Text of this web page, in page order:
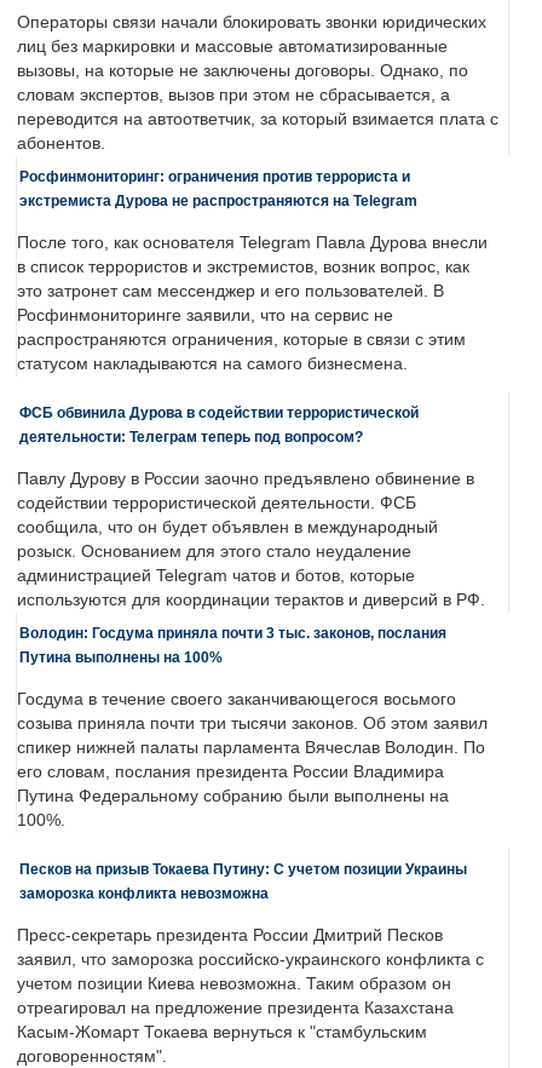
Операторы связи начали блокировать звонки юридических
лиц без маркировки и массовые автоматизированные
вызовы, на которые не заключены договоры. Однако, по
словам экспертов, вызов при этом не сбрасывается, а
переводится на автоответчик, за который взимается плата с
абонентов.
Росфинмониторинг: ограничения против террориста и
экстремиста Дурова не распространяются на Telegram
После того, как основателя Telegram Павла Дурова внесли
в список террористов и экстремистов, возник вопрос, как
это затронет сам мессенджер и его пользователей. В
Росфинмониторинге заявили, что на сервис не
распространяются ограничения, которые в связи с этим
статусом накладываются на самого бизнесмена.
ФСБ обвинила Дурова в содействии террористической
деятельности: Телеграм теперь под вопросом?
Павлу Дурову в России заочно предъявлено обвинение в
содействии террористической деятельности. ФСБ
сообщила, что он будет объявлен в международный
розыск. Основанием для этого стало неудаление
администрацией Telegram чатов и ботов, которые
используются для координации терактов и диверсий в РФ.
Володин: Госдума приняла почти 3 тыс. законов, послания
Путина выполнены на 100%
Госдума в течение своего заканчивающегося восьмого
созыва приняла почти три тысячи законов. Об этом заявил
спикер нижней палаты парламента Вячеслав Володин. По
его словам, послания президента России Владимира
Путина Федеральному собранию были выполнены на
100%.
Песков на призыв Токаева Путину: С учетом позиции Украины
заморозка конфликта невозможна
Пресс-секретарь президента России Дмитрий Песков
заявил, что заморозка российско-украинского конфликта с
учетом позиции Киева невозможна. Таким образом он
отреагировал на предложение президента Казахстана
Касым-Жомарт Токаева вернуться к "стамбульским
договоренностям".